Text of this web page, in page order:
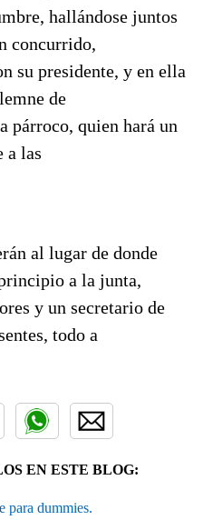
hallándose juntos
concurrido,
su presidente, y en ella
de
párroco, quien hará un
a las
al lugar de donde
a la junta,
y un secretario de
todo a
EN ESTE BLOG:
para dummies.